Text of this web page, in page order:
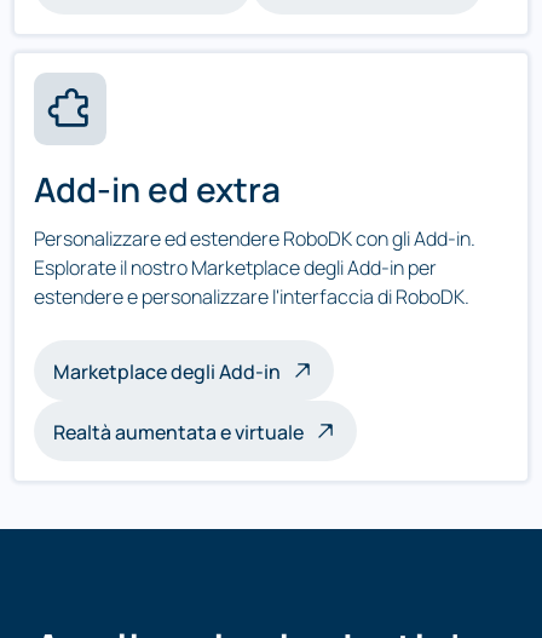
Add-in ed extra
Personalizzare ed estendere RoboDK con gli Add-in.
Esplorate il nostro Marketplace degli Add-in per
estendere e personalizzare l'interfaccia di RoboDK.
Marketplace degli Add-in
Realtà aumentata e virtuale